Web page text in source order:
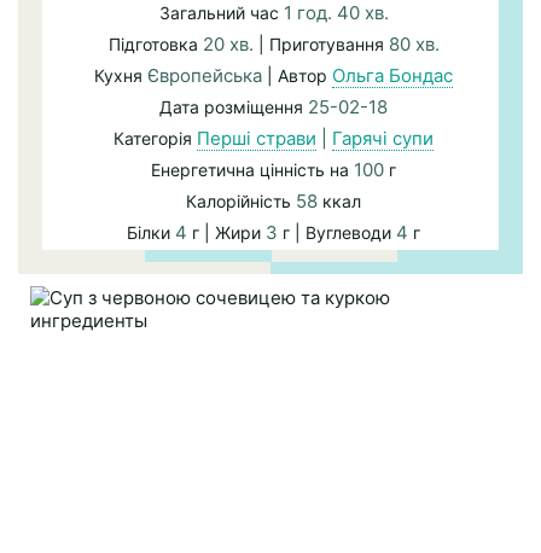
Загальний час 1 год. 40 хв.
Підготовка 20 хв. | Приготування 80 хв.
Кухня Європейська | Автор Ольга Бондас
Дата розміщення 25-02-18
Категорія Перші страви Гарячі супи
Енергетична цінність на 100 г
Калорійність 58 ккал
Білки 4 г | Жири 3 г | Вуглеводи 4 г